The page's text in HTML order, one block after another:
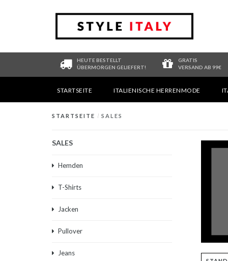
HEUTE BESTELLT
ÜBERMORGEN GELIEFERT!
GRATIS
VERSAND AB 99€
STARTSEITE ITALIENISCHE HERRENMODE
STARTSEITE / SALES
SALES
Hemden
T-Shirts
Jacken
Pullover
Jeans